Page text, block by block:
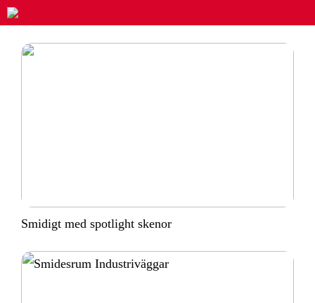
Smidigt med spotlight skenor